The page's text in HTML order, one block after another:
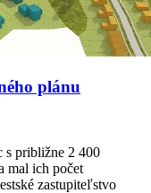
plánu
s približne 2 400
mal ich počet
zastupiteľstvo